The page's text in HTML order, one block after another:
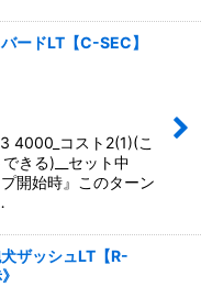
ードLT【C-SEC】
コスト2(1)(こ
きる)__セット中
プ開始時』このターン
ザッシュLT【R-